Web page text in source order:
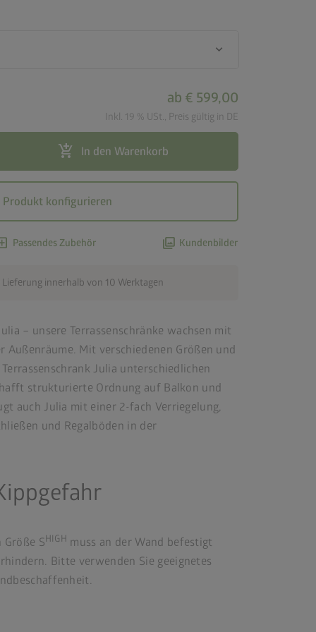
keyboard_arrow_down
ab € 599,00
Inkl. 19 % USt., Preis gültig in DE
add_shopping_cart In den Warenkorb
Produkt konfigurieren
Passendes Zubehör photo_library Kundenbilder
innerhalb von 10 Werktagen
– unsere Terrassenschränke wachsen mit
Außenräume. Mit verschiedenen Größen und
Julia unterschiedlichen
strukturierte Ordnung auf Balkon und
auch Julia mit einer 2-fach Verriegelung,
und Regalböden in der
Größe S HIGH muss an der Wand befestigt
Bitte verwenden Sie geeignetes